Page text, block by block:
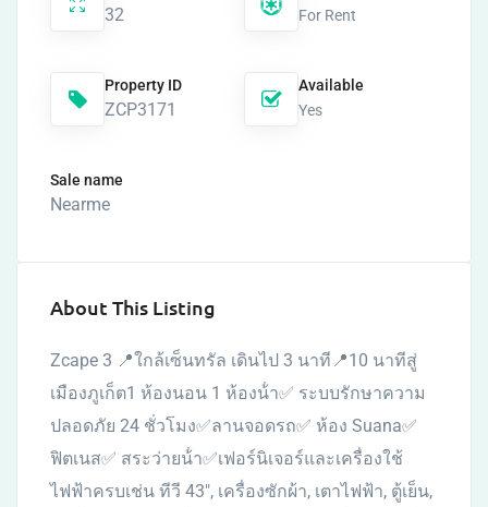
32
For Rent
Property ID
ZCP3171
Available
Yes
Sale name
Nearme
About This Listing
Zcape 3 📍ใกล้เซ็นทรัล เดินไป 3 นาที📍10 นาทีสู่
เมืองภูเก็ต1 ห้องนอน 1 ห้องน้ํา✅ ระบบรักษาความ
ปลอดภัย 24 ชั่วโมง✅ลานจอดรถ✅ ห้อง Suana✅
ฟิตเนส✅ สระว่ายน้ํา✅เฟอร์นิเจอร์และเครื่องใช้
ไฟฟ้าครบเช่น ทีวี 43″, เครื่องซักผ้า, เตาไฟฟ้า, ตู้เย็น,